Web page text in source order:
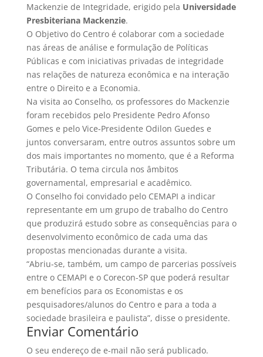
Mackenzie de Integridade, erigido pela Universidade
Presbiteriana Mackenzie.
O Objetivo do Centro é colaborar com a sociedade
nas áreas de análise e formulação de Políticas
Públicas e com iniciativas privadas de integridade
nas relações de natureza econômica e na interação
entre o Direito e a Economia.
Na visita ao Conselho, os professores do Mackenzie
foram recebidos pelo Presidente Pedro Afonso
Gomes e pelo Vice-Presidente Odilon Guedes e
juntos conversaram, entre outros assuntos sobre um
dos mais importantes no momento, que é a Reforma
Tributária. O tema circula nos âmbitos
governamental, empresarial e acadêmico.
O Conselho foi convidado pelo CEMAPI a indicar
representante em um grupo de trabalho do Centro
que produzirá estudo sobre as consequências para o
desenvolvimento econômico de cada uma das
propostas mencionadas durante a visita.
“Abriu-se, também, um campo de parcerias possíveis
entre o CEMAPI e o Corecon-SP que poderá resultar
em benefícios para os Economistas e os
pesquisadores/alunos do Centro e para a toda a
sociedade brasileira e paulista”, disse o presidente.
Enviar Comentário
O seu endereço de e-mail não será publicado.